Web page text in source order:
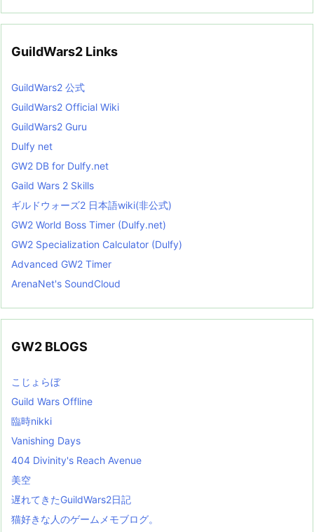
GuildWars2 Links
GuildWars2 公式
GuildWars2 Official Wiki
GuildWars2 Guru
Dulfy net
GW2 DB for Dulfy.net
Gaild Wars 2 Skills
ギルドウォーズ2 日本語wiki(非公式)
GW2 World Boss Timer (Dulfy.net)
GW2 Specialization Calculator (Dulfy)
Advanced GW2 Timer
ArenaNet's SoundCloud
GW2 BLOGS
こじょらぼ
Guild Wars Offline
臨時nikki
Vanishing Days
404 Divinity's Reach Avenue
美空
遅れてきたGuildWars2日記
猫好きな人のゲームメモブログ。